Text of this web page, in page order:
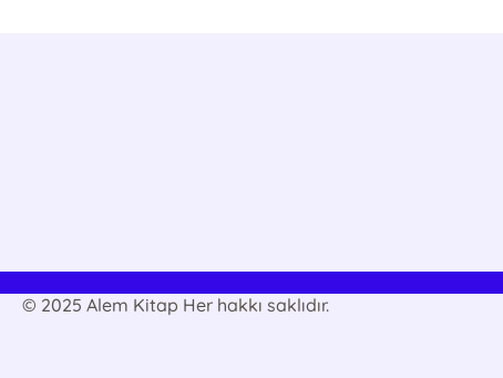
© 2025 Alem Kitap Her hakkı saklıdır.